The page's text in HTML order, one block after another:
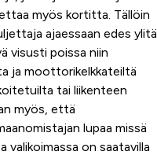
myös kortitta. Tällöin
ajaessaan edes ylitä
visusti poissa niin
ja moottorikelkkateiltä
tai liikenteen
myös, että
lupaa missä
valikoimassa on saatavilla